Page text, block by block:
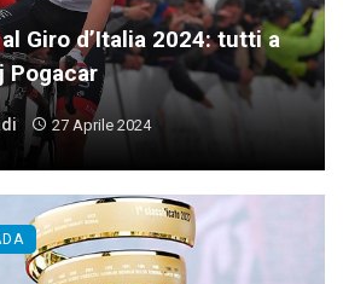
Giro d’Italia 2024: tutti a
Pogacar
27 Aprile 2024